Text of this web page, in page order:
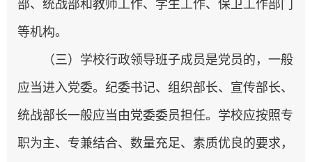
部、统战部和教师工作、学生工作、保卫工作部门
等机构。
（三）学校行政领导班子成员是党员的，一般
应当进入党委。纪委书记、组织部长、宣传部长、
统战部长一般应当由党委委员担任。学校应按照专
职为主、专兼结合、数量充足、素质优良的要求，